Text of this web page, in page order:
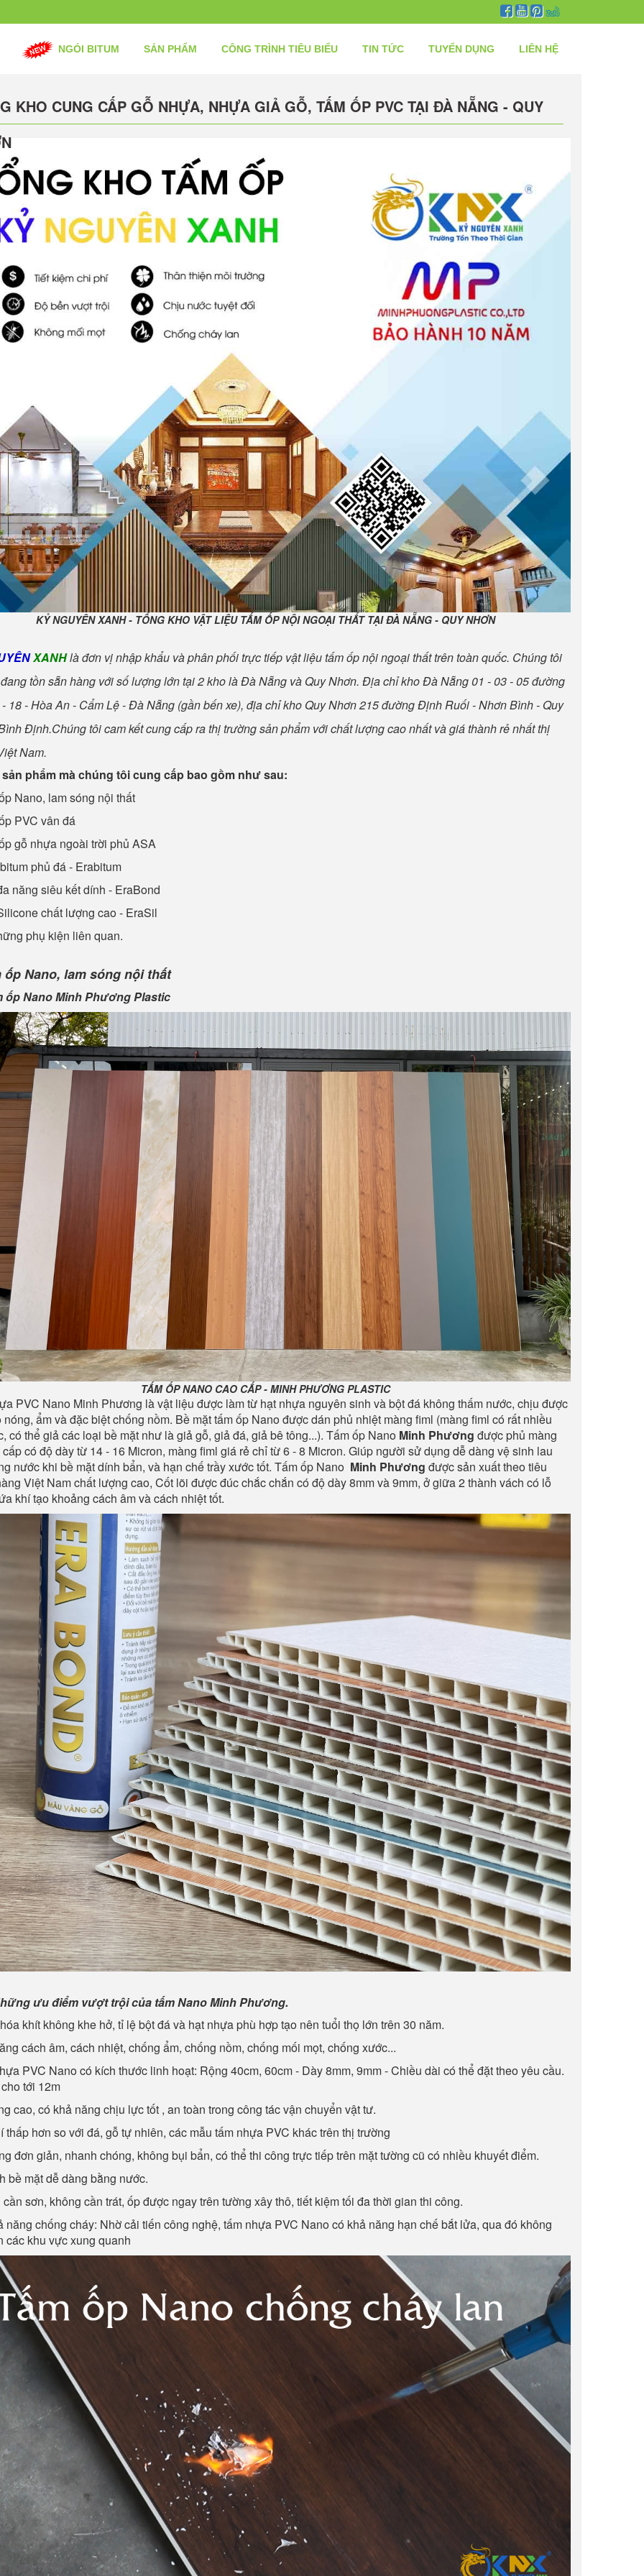
NGÓI BITUM SẢN PHẨM CÔNG TRÌNH TIÊU BIỂU TIN TỨC TUYỂN DỤNG LIÊN HỆ
KHO CUNG CẤP GỖ NHỰA, NHỰA GIẢ GỖ, TẤM ỐP PVC TẠI ĐÀ NẴNG - QUY
KỶ NGUYÊN XANH - TỔNG KHO VẬT LIỆU TẤM ỐP NỘI NGOẠI THẤT TẠI ĐÀ NẴNG - QUY NHƠN
XANHlà đơn vị nhập khẩu và phân phối trực tiếp vật liệu tấm ốp nội ngoại thất trên toàn quốc. Chúng tôi
tồn sẵn hàng với số lượng lớn tại 2 kho là Đà Nẵng và Quy Nhơn. Địa chỉ kho Đà Nẵng 01 - 03 - 05 đường
18 - Hòa An - Cẩm Lệ - Đà Nẵng (gần bến xe), địa chỉ kho Quy Nhơn 215 đường Định Ruối - Nhơn Bình - Quy
Định.Chúng tôi cam kết cung cấp ra thị trường sản phẩm với chất lượng cao nhất và giá thành rẻ nhất thị
Nam.
phẩm mà chúng tôi cung cấp bao gồm như sau:
Nano, lam sóng nội thất
PVC vân đá
gỗ nhựa ngoài trời phủ ASA
phủ đá - Erabitum
năng siêu kết dính - EraBond
chất lượng cao - EraSil
phụ kiện liên quan.
ốp Nano, lam sóng nội thất
ốp Nano Minh Phương Plastic
TẤM ỐP NANO CAO CẤP - MINH PHƯƠNG PLASTIC
PVC Nano Minh Phương là vật liệu được làm từ hạt nhựa nguyên sinh và bột đá không thấm nước, chịu được
nóng, ẩm và đặc biệt chống nồm. Bề mặt tấm ốp Nano được dán phủ nhiệt màng fiml (màng fiml có rất nhiều
có thể giả các loại bề mặt như là giả gỗ, giả đá, giả bê tông...). Tấm ốp Nano Minh Phương được phủ màng
có độ dày từ 14 - 16 Micron, màng fiml giá rẻ chỉ từ 6 - 8 Micron. Giúp người sử dụng dễ dàng vệ sinh lau
nước khi bề mặt dính bẩn, và hạn chế trầy xước tốt. Tấm ốp Nano Minh Phương được sản xuất theo tiêu
Việt Nam chất lượng cao, Cốt lõi được đúc chắc chắn có độ dày 8mm và 9mm, ở giữa 2 thành vách có lỗ
khí tạo khoảng cách âm và cách nhiệt tốt.
ưu điểm vượt trội của tấm Nano Minh Phương.
khít không khe hở, tỉ lệ bột đá và hạt nhựa phù hợp tạo nên tuổi thọ lớn trên 30 năm.
cách âm, cách nhiệt, chống ẩm, chống nồm, chống mối mọt, chống xước...
PVC Nano có kích thước linh hoạt: Rộng 40cm, 60cm - Dày 8mm, 9mm - Chiều dài có thể đặt theo yêu cầu.
tới 12m
cao, có khả năng chịu lực tốt , an toàn trong công tác vận chuyển vật tư.
thấp hơn so với đá, gỗ tự nhiên, các mẫu tấm nhựa PVC khác trên thị trường
đơn giản, nhanh chóng, không bụi bẩn, có thể thi công trực tiếp trên mặt tường cũ có nhiều khuyết điểm.
bề mặt dễ dàng bằng nước.
sơn, không cần trát, ốp được ngay trên tường xây thô, tiết kiệm tối đa thời gian thi công.
năng chống cháy: Nhờ cải tiến công nghệ, tấm nhựa PVC Nano có khả năng hạn chế bắt lửa, qua đó không
các khu vực xung quanh